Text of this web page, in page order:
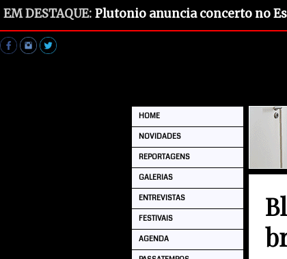
EM DESTAQUE: Plutonio anuncia concerto no
HOME
NOVIDADES
REPORTAGENS
GALERIAS
ENTREVISTAS
FESTIVAIS
AGENDA